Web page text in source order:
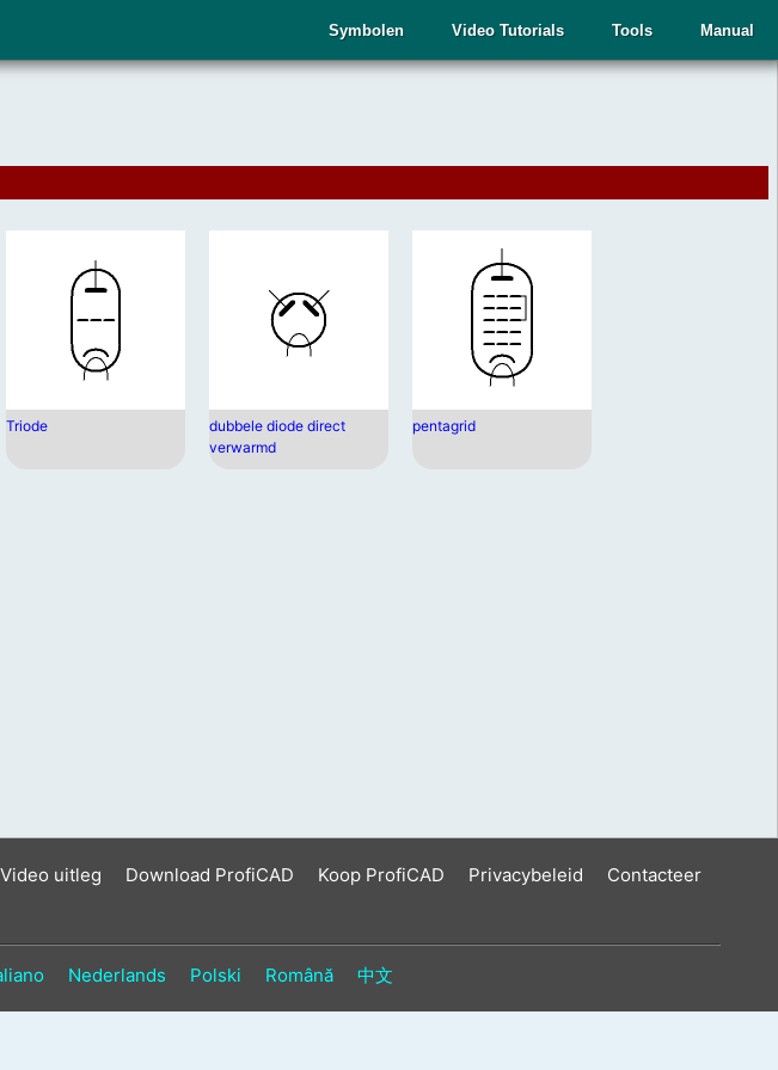
Manual
Tools
Video Tutorials
Symbolen
Triode
dubbele diode direct
verwarmd
pentagrid
Video uitleg Download ProfiCAD Koop ProfiCAD Privacybeleid
Contacteer
Nederlands Polski Română 中文